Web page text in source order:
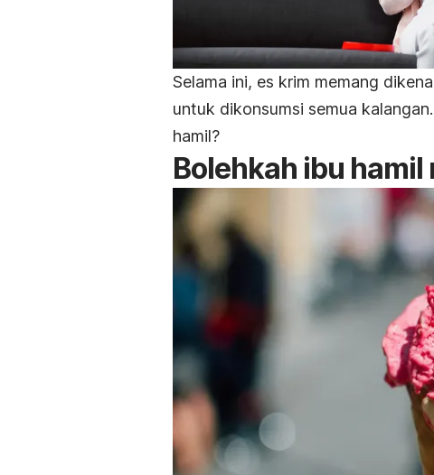
Selama ini, es krim memang
untuk dikonsumsi semua
hamil?
Bolehkah ibu hamil